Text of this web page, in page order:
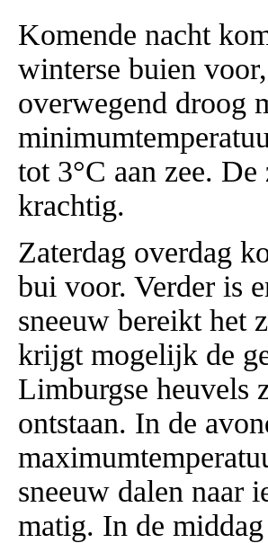
Komende nacht
winterse buien
overwegend droog
tot 3°C aan zee.
krachtig.
Zaterdag overdag
bui voor. Verder is
sneeuw bereikt het
krijgt mogelijk de
Limburgse heuvels
ontstaan. In de
sneeuw dalen naar
matig. In de